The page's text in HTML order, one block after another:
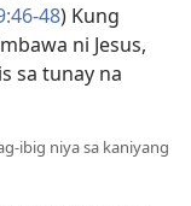
48) Kung
ni Jesus,
sa tunay na
ibig niya sa kaniyang